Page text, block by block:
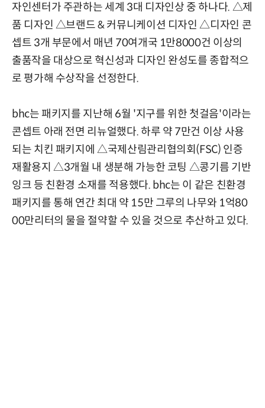
자인센터가 주관하는 세계 3대 디자인상 중 하나다. △제
품 디자인 △브랜드 & 커뮤니케이션 디자인 △디자인 콘
셉트 3개 부문에서 매년 70여개국 1만8000건 이상의
출품작을 대상으로 혁신성과 디자인 완성도를 종합적으
로 평가해 수상작을 선정한다.
bhc는 패키지를 지난해 6월 '지구를 위한 첫걸음'이라는
콘셉트 아래 전면 리뉴얼했다. 하루 약 7만건 이상 사용
되는 치킨 패키지에 △국제산림관리협의회(FSC) 인증
재활용지 △3개월 내 생분해 가능한 코팅 △콩기름 기반
잉크 등 친환경 소재를 적용했다. bhc는 이 같은 친환경
패키지를 통해 연간 최대 약 15만 그루의 나무와 1억80
00만리터의 물을 절약할 수 있을 것으로 추산하고 있다.